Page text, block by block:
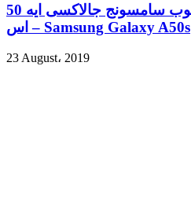
مواصفات ومميزات وعيوب سامسونج جالاكسى ايه 50
اس – Samsung Galaxy A50s
23 August، 2019